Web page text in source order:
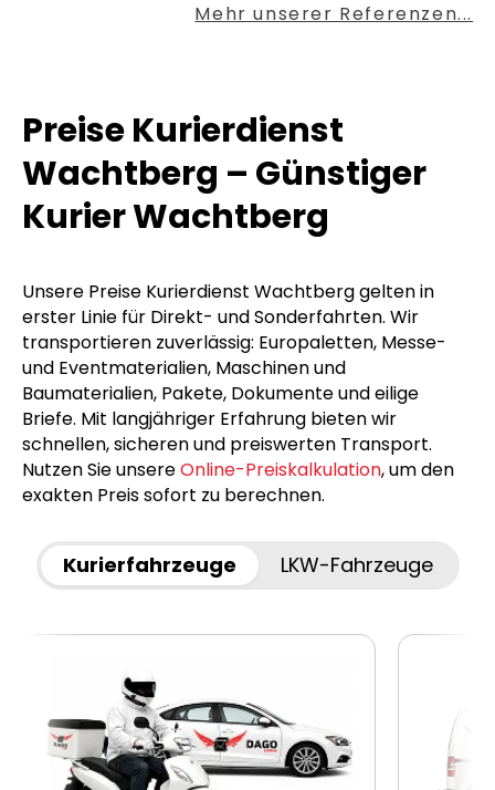
Mehr unserer Referenzen...
Preise Kurierdienst
Wachtberg – Günstiger
Kurier Wachtberg
Unsere Preise Kurierdienst Wachtberg gelten in
erster Linie für Direkt- und Sonderfahrten. Wir
transportieren zuverlässig: Europaletten, Messe-
und Eventmaterialien, Maschinen und
Baumaterialien, Pakete, Dokumente und eilige
Briefe. Mit langjähriger Erfahrung bieten wir
schnellen, sicheren und preiswerten Transport.
Nutzen Sie unsereOnline-Preiskalkulation, um den
exakten Preis sofort zu berechnen.
Kurierfahrzeuge LKW-Fahrzeuge